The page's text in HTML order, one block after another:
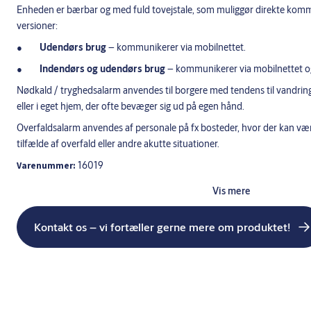
Enheden er bærbar og med fuld tovejstale, som muliggør direkte
versioner:
Udendørs brug– kommunikerer via mobilnettet.
Indendørs og udendørs brug– kommunikerer via mobilnettet
Nødkald / tryghedsalarm anvendes til borgere med tendens til
eller i eget hjem, der ofte bevæger sig ud på egen hånd.
Overfaldsalarm anvendes af personale på fx bosteder, hvor der kan
tilfælde af overfald eller andre akutte situationer.
Varenummer: 16019
Vis mere
Kontakt os – vi fortæller gerne mere om produktet!